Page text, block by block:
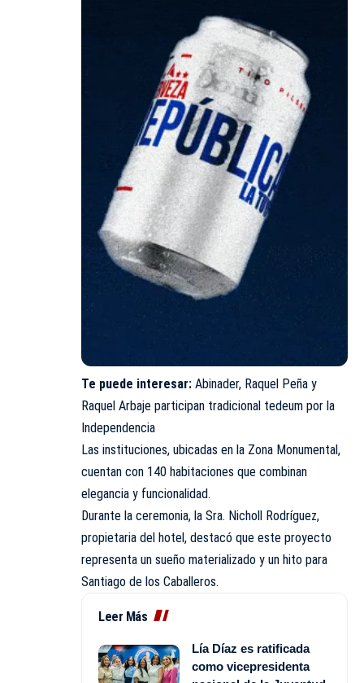
Te puede interesar: Abinader, Raquel Peña y
Raquel Arbaje participan tradicional tedeum por la
Independencia
Las instituciones, ubicadas en la Zona Monumental,
cuentan con 140 habitaciones que combinan
elegancia y funcionalidad.
Durante la ceremonia, la Sra. Nicholl Rodríguez,
propietaria del hotel, destacó que este proyecto
representa un sueño materializado y un hito para
Santiago de los Caballeros.
Leer Más
Lía Díaz es ratificada
como vicepresidenta